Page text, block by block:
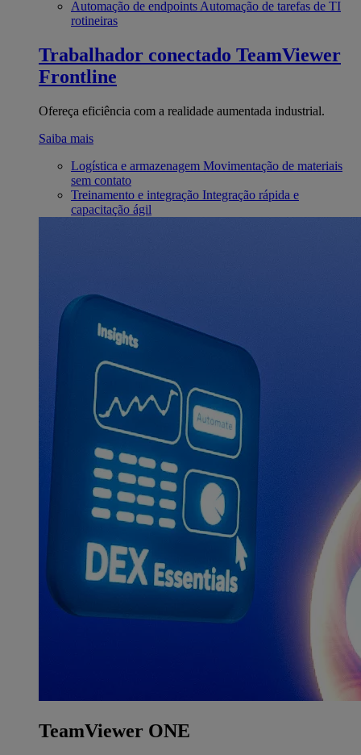
Automação de endpoints Automação de tarefas de TI
rotineiras
Trabalhador conectado TeamViewer
Frontline
Ofereça eficiência com a realidade aumentada industrial.
Saiba mais
Logística e armazenagem Movimentação de materiais
sem contato
Treinamento e integração Integração rápida e
capacitação ágil
TeamViewer ONE